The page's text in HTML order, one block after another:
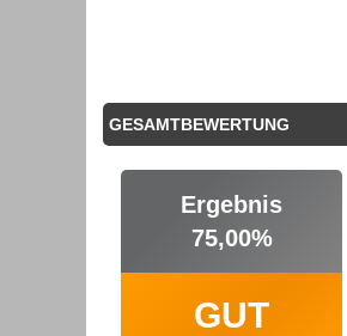
GESAMTBEWERTUNG
Ergebnis
75,00%
GUT